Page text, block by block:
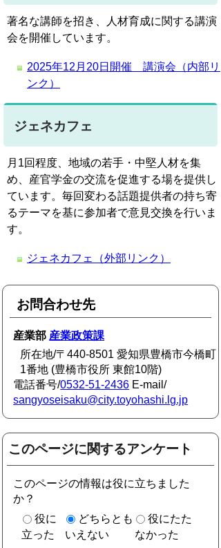
著名な講師を招き、人材育成に関する講演
会を開催しています。
2025年12月20日開催 講演会（内部リ
ンク）
ジェネカフェ
月1回程度、地域の若手・中堅人材を集
め、産官学金の交流を促進する場を提供し
ています。毎回変わる話題提供者の持ち寄
るテーマを基に参加者で意見交換を行いま
す。
ジェネカフェ（外部リンク）
お問合わせ先
産業部 産業政策課
所在地/〒440-8501 愛知県豊橋市今橋町
1番地 (豊橋市役所 東館10階)
電話番号/0532-51-2436 E-mail/
sangyoseisaku@city.toyohashi.lg.jp
このページに関するアンケート
このページの情報は役に立ちました
か？
役に
立った
どちらとも
いえない
役にたた
なかった